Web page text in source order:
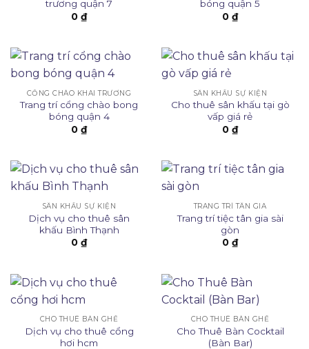
trương quận 7
0 ₫
bóng quận 5
0 ₫
CỔNG CHÀO KHAI TRƯƠNG
Trang trí cổng chào bong
bóng quận 4
0 ₫
SÂN KHẤU SỰ KIỆN
Cho thuê sân khấu tại gò
vấp giá rẻ
0 ₫
SÂN KHẤU SỰ KIỆN
Dịch vụ cho thuê sân
khấu Bình Thạnh
0 ₫
TRANG TRÍ TÂN GIA
Trang trí tiệc tân gia sài
gòn
0 ₫
CHO THUÊ BÀN GHẾ
Dịch vụ cho thuê cổng
hơi hcm
CHO THUÊ BÀN GHẾ
Cho Thuê Bàn Cocktail
(Bàn Bar)